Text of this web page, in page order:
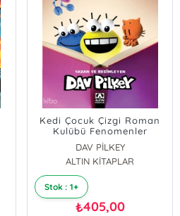
Kedi Çocuk Çizgi Roman
Kulübü Fenomenler
DAV PİLKEY
ALTIN KİTAPLAR
Stok : 1+
₺405,00